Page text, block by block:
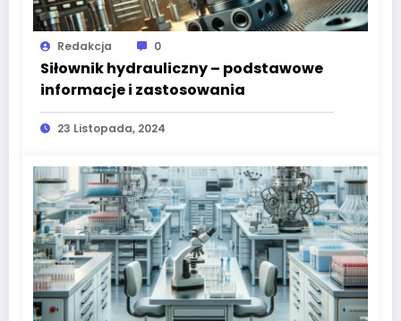
Redakcja 0
Siłownik hydrauliczny – podstawowe
informacje i zastosowania
23 Listopada, 2024